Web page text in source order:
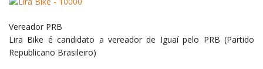
Vereador PRB
Lira Bike é candidato a vereador de Iguaí pelo PRB (Partido
Republicano Brasileiro)